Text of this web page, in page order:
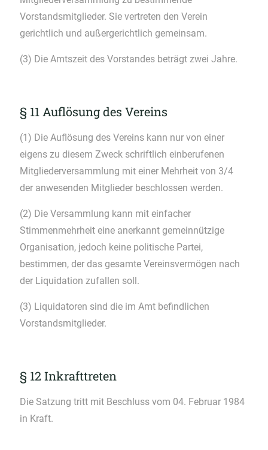
Vorstandsmitglieder. Sie vertreten den Verein
gerichtlich und außergerichtlich gemeinsam.
(3) Die Amtszeit des Vorstandes beträgt zwei Jahre.
§ 11 Auflösung des Vereins
(1) Die Auflösung des Vereins kann nur von einer
eigens zu diesem Zweck schriftlich einberufenen
Mitgliederversammlung mit einer Mehrheit von 3/4
der anwesenden Mitglieder beschlossen werden.
(2) Die Versammlung kann mit einfacher
Stimmenmehrheit eine anerkannt gemeinnützige
Organisation, jedoch keine politische Partei,
bestimmen, der das gesamte Vereinsvermögen nach
der Liquidation zufallen soll.
(3) Liquidatoren sind die im Amt befindlichen
Vorstandsmitglieder.
§ 12 Inkrafttreten
Die Satzung tritt mit Beschluss vom 04. Februar 1984
in Kraft.